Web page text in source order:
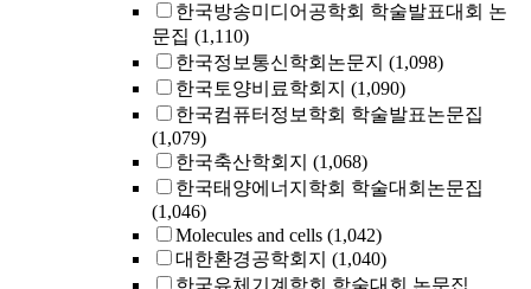
한국방송미디어공학회 학술발표대회 논
문집 (1,110)
한국정보통신학회논문지 (1,098)
한국토양비료학회지 (1,090)
한국컴퓨터정보학회 학술발표논문집
(1,079)
한국축산학회지 (1,068)
한국태양에너지학회 학술대회논문집
(1,046)
Molecules and cells (1,042)
대한환경공학회지 (1,040)
한국유체기계학회 학술대회 논문집